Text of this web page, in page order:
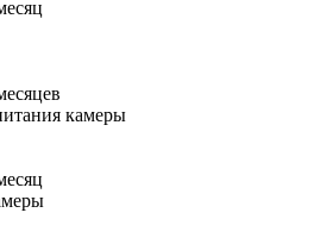
камеры